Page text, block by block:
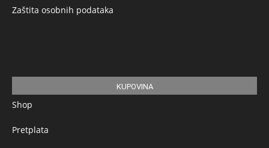
Zaštita osobnih podataka
KUPOVINA
Shop
Pretplata